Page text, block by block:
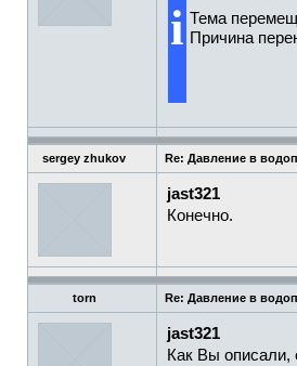
i Тема
Причина
sergey zhukov Re: Давление в
jast321
Конечно.
torn Re: Давление в
jast321
Как Вы описали,